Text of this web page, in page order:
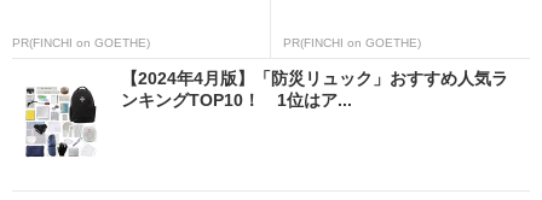
PR(FINCHI on GOETHE) PR(FINCHI on GOETHE)
【2024年4月版】「防災リュック」おすすめ人気ラ
ンキングTOP10！ 1位はア...